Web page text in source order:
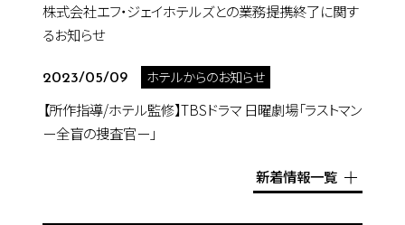
株式会社エフ・ジェイホテルズとの業務提携終了に関す
るお知らせ
2023/05/09 ホテルからのお知らせ
【所作指導/ホテル監修】TBSドラマ 日曜劇場「ラストマン
ー全盲の捜査官ー」
新着情報一覧